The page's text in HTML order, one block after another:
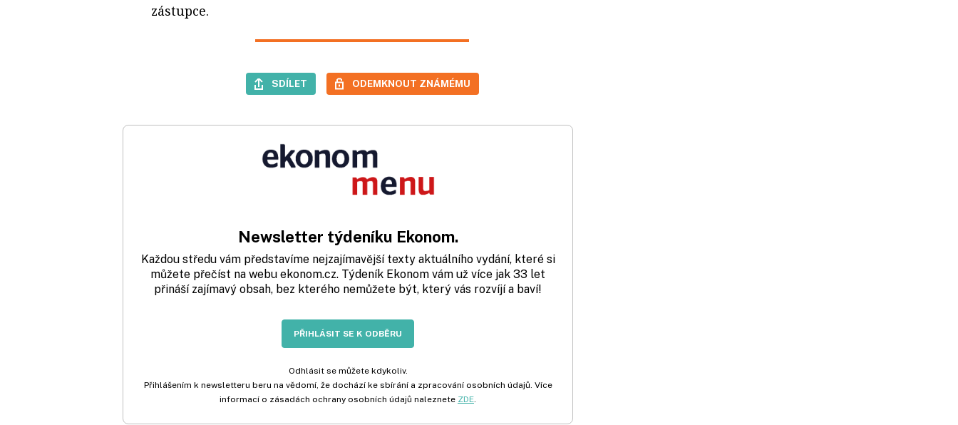
zástupce.
SDÍLET ODEMKNOUT ZNÁMÉMU
Newsletter týdeníku Ekonom.
Každou středu vám představíme nejzajímavější texty aktuálního vydání, které si
můžete přečíst na webu ekonom.cz. Týdeník Ekonom vám už více jak 33 let
přináší zajímavý obsah, bez kterého nemůžete být, který vás rozvíjí a baví!
PŘIHLÁSIT SE K ODBĚRU
Odhlásit se můžete kdykoliv.
Přihlášením k newsletteru beru na vědomí, že dochází ke sbírání a zpracování osobních údajů. Více
informací o zásadách ochrany osobních údajů naleznete ZDE